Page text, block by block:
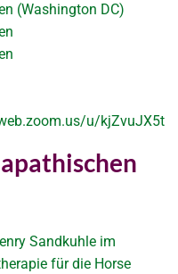
(Washington DC)
u/kjZvuJX5t
Sandkuhle im
für die Horse